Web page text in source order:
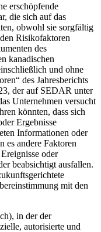
erschöpfende
die sich auf das
obwohl sie sorgfältig
Risikofaktoren
des
kanadischen
und ohne
des Jahresberichts
der auf SEDAR unter
Unternehmen versucht
könnten, dass sich
Ergebnisse
Informationen oder
es andere Faktoren
oder
beabsichtigt ausfallen.
mit den
in der der
autorisierte und